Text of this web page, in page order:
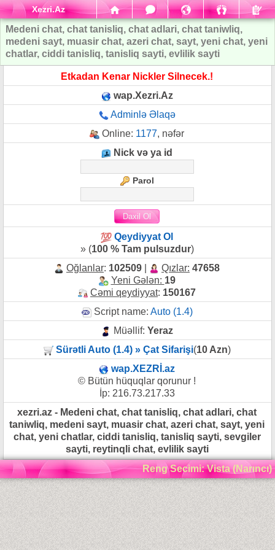
Xezri.Az
Medeni chat, chat tanisliq, chat adlari, chat taniwliq,
medeni sayt, muasir chat, azeri chat, sayt, yeni chat, yeni
chatlar, ciddi tanisliq, tanisliq sayti, evlilik sayti
Etkadan Kenar Nickler Silnecek.!
wap.Xezri.Az
Adminlə Əlaqə
Online: 1177, nəfər
Nick və ya id
Parol
Qeydiyyat Ol
» (100 % Tam pulsuzdur)
Oğlanlar: 102509 Qızlar: 47658
Yeni Gələn: 19
Cəmi qeydiyyat: 150167
Script name: Auto (1.4)
Müəllif: Yeraz
Sürətli Auto (1.4) » Çat Sifarişi(10 Azn)
wap.XEZRİ.az
© Bütün hüquqlar qorunur !
İp: 216.73.217.33
xezri.az - Medeni chat, chat tanisliq, chat adlari, chat
taniwliq, medeni sayt, muasir chat, azeri chat, sayt, yeni
chat, yeni chatlar, ciddi tanisliq, tanisliq sayti, sevgiler
sayti, reytinqli chat, evlilik sayti
Reng Secimi: Vista (Narıncı)